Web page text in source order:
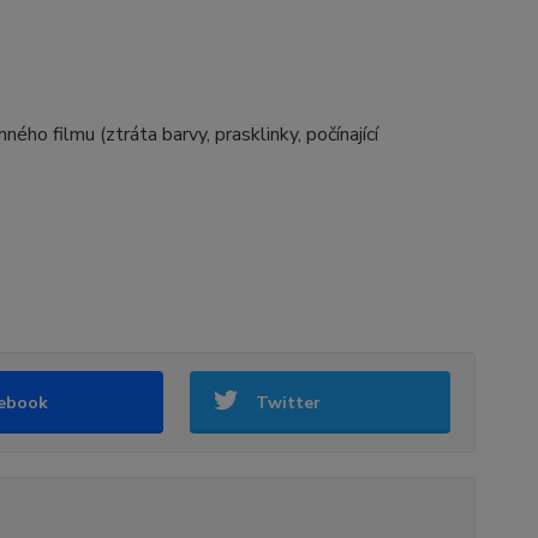
filmu (ztráta barvy, prasklinky, počínající
Twitter